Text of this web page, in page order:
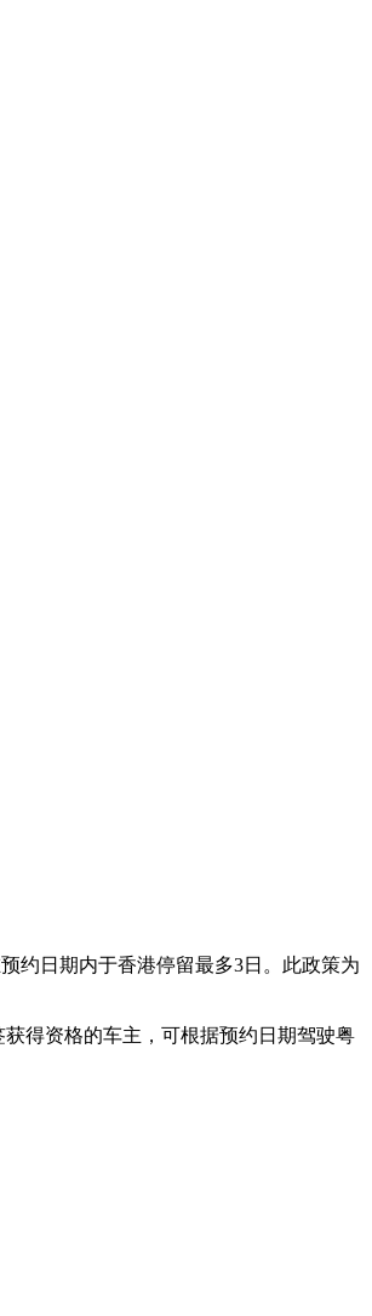
约日期内于香港停留最多3日。此政策为
得资格的车主，可根据预约日期驾驶粤